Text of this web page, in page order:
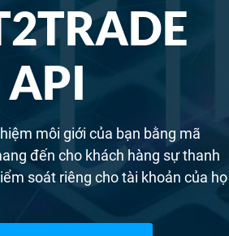
API
môi giới của bạn bằng mã
đến cho khách hàng sự thanh
soát riêng cho tài khoản của họ